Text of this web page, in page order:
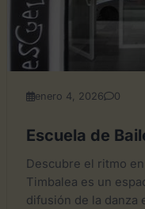
enero 4, 2026 0
Escuela de
Descubre el ritmo
Timbalea es un
difusión de la danza